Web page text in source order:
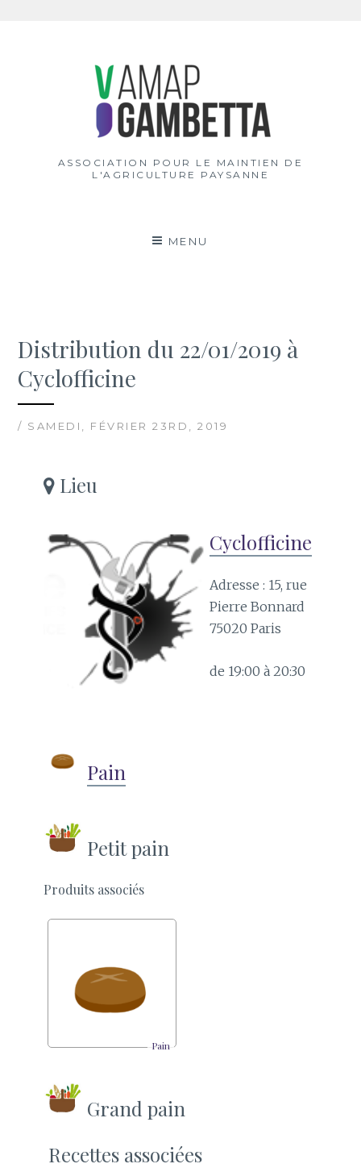
ASSOCIATION POUR LE MAINTIEN DE
L'AGRICULTURE PAYSANNE
MENU
Distribution du 22/01/2019 à
Cyclofficine
/ SAMEDI, FÉVRIER 23RD, 2019
Lieu
Cyclofficine
Adresse : 15, rue
Pierre Bonnard
75020 Paris
de 19:00 à 20:30
Pain
Petit pain
Produits associés
Pain
Grand pain
Recettes associées